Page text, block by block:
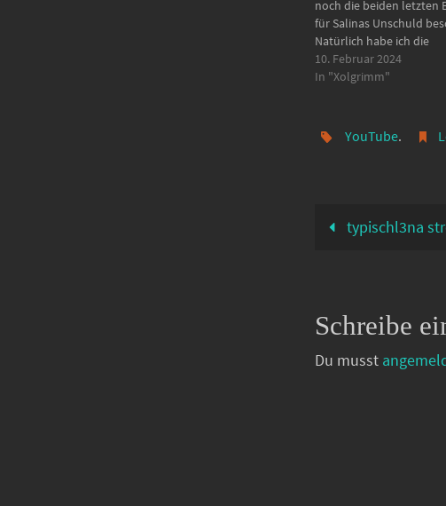
noch die beiden letzten
für Salinas Unschuld
Natürlich habe ich die
Vertauschten Erbstücke
vergessen. Die mache ich
00:00:54 - Vertauschtge
Erbstücke - Der Tausch
10. Februar 2024
In "Xolgrimm"
YouTube.
typischl3na
Schreibe
Du musst